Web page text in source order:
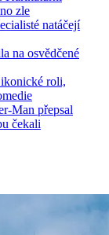
zle
natáčejí
na osvědčené
roli,
Man přepsal
čekali